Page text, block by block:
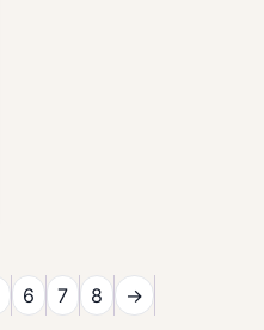
6 7 8 →